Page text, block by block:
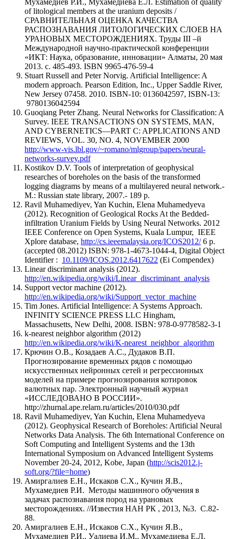
of litological members at the uranium deposits /
СРАВНИТЕЛЬНАЯ ОЦЕНКА КАЧЕСТВА
РАСПОЗНАВАНИЯ ЛИТОЛОГИЧЕСКИХ СЛОЕВ НА
УРАНОВЫХ МЕСТОРОЖДЕНИЯХ. Труды III –й
Международной научно-практической конференции
«ИКТ: Наука, образование, инновации» Алматы, 20 мая
2013. с. 485-493. ISBN 9965-476-59-4
Stuart Russell and Peter Norvig. Artificial Intelligence: A
modern approach. Pearson Edition, Inc., Upper Saddle River,
New Jersey 07458. 2010. ISBN-10: 0136042597, ISBN-13:
9780136042594
Guoqiang Peter Zhang. Neural Networks for Classification: A
Survey. IEEE TRANSACTIONS ON SYSTEMS, MAN,
AND CYBERNETICS—PART C: APPLICATIONS AND
REVIEWS, VOL. 30, NO. 4, NOVEMBER 2000
http://www-vis.lbl.gov/~romano/mlgroup/papers/neural-
networks-survey.pdf
Kostikov D.V. Tools of interpretation of geophysical
researches of boreholes on the basis of the transformed
logging diagrams by means of a multilayered neural network.-
M.: Russian state library, 2007.- 189 p.
Ravil Muhamediyev, Yan Kuchin, Elena Muhamedyeva
(2012). Recognition of Geological Rocks At the Bedded-
infiltration Uranium Fields by Using Neural Networks. 2012
IEEE Conference on Open Systems, Kuala Lumpur, IEEE
Xplore database, http://cs.ieeemalaysia.org/ICOS2012/6 p.
(accepted 08.2012) ISBN: 978-1-4673-1044-4, Digital Object
Identifier : 10.1109/ICOS.2012.6417622 (Ei Compendex)
Linear discriminant analysis (2012).
http://en.wikipedia.org/wiki/Linear_discriminant_analysis
Support vector machine (2012).
http://en.wikipedia.org/wiki/Support_vector_machine
Tim Jones. Artificial Intelligence: A Systems Approach.
INFINITY SCIENCE PRESS LLC Hingham,
Massachusetts, New Delhi, 2008. ISBN: 978-0-9778582-3-1
k-nearest neighbor algorithm (2012)
http://en.wikipedia.org/wiki/K-nearest_neighbor_algorithm
Крючин О.В., Козадаев А.С., Дудаков В.П.
Прогнозирование временных рядов с помощью
искусственных нейронных сетей и регрессионных
моделей на примере прогнозирования котировок
валютных пар. Электронный научный журнал
«ИССЛЕДОВАНО В РОССИИ».
http://zhurnal.ape.relarn.ru/articles/2010/030.pdf
Ravil Muhamediyev, Yan Kuchin, Elena Muhamedyeva
(2012). Geophysical Research of Boreholes: Artificial Neural
Networks Data Analysis. The 6th International Conference on
Soft Computing and Intelligent Systems and the 13th
International Symposium on Advanced Intelligent Systems
November 20-24, 2012, Kobe, Japan (http://scis2012.j-
soft.org/?file=home)
Амиргалиев Е.Н., Искаков С.Х., Кучин Я.В.,
Мухамедиев Р.И. Методы машинного обучения в
задачах распознавания пород на урановых
месторождениях. //Известия НАН РК , 2013, №3. С.82-
88.
Амиргалиев Е.Н., Искаков С.Х., Кучин Я.В.,
Мухамедиев Р.И., Уалиева И.М., Мухамедиева Е.Л.